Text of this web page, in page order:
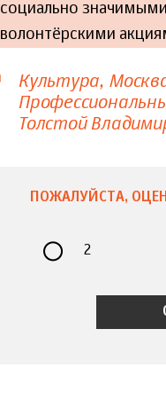
социально
волонтёрскими
Культура
Толстой
ПОЖАЛУЙСТА,
2